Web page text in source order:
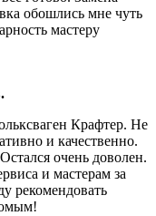
обошлись мне чуть
мастеру
Крафтер. Не
и качественно.
очень доволен.
и мастерам за
рекомендовать